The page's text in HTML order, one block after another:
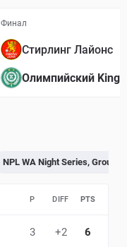
Финал
Стирлинг Лайонс
NPL WA Night Series, Group B
P DIFF PTS
3 +2 6